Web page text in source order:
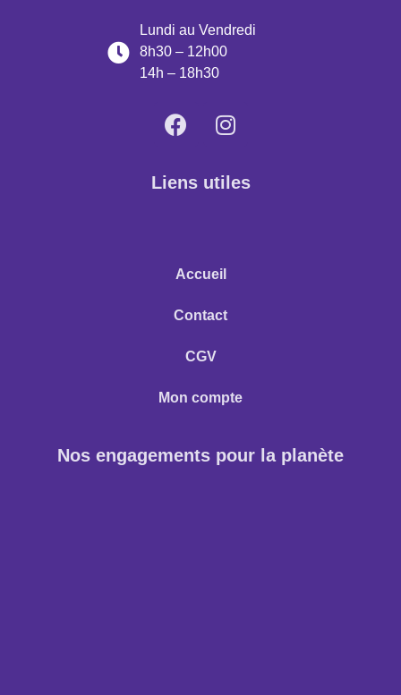
Lundi au Vendredi
8h30 – 12h00
14h – 18h30
Liens utiles
Accueil
Contact
CGV
Mon compte
Nos engagements pour la planète